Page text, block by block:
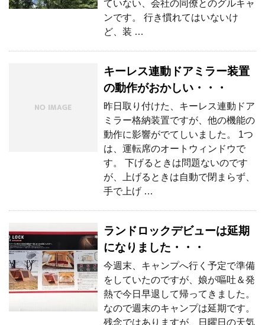
ていない、会社の同僚とのグルキャ
ンです。 行き慣れてはいないけ
ど、装 …
キーレス連動ドアミラー装置
の動作がおかしい・・・
昨日取り付けた、キーレス連動ドア
ミラー格納装置ですが、他の機能の
動作に影響がでてしいました。 1つ
は、運転席のオートウィンドウで
す。 下げるときは問題ないのです
が、上げるときは自動で閉まらず、
手で上げ …
ランドロックデビューは延期
になりました・・・
今週末、キャンプへ行く予定で準備
をしていたのですが、娘が嘔吐＆発
熱で今日早退して帰ってきました。
なので週末のキャンプは延期です。
残念ではありますが、日曜日の天気